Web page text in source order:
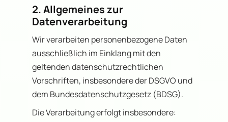
2. Allgemeines zur
Datenverarbeitung
Wir verarbeiten personenbezogene Daten
ausschließlich im Einklang mit den
geltenden datenschutzrechtlichen
Vorschriften, insbesondere der DSGVO und
dem Bundesdatenschutzgesetz (BDSG).
Die Verarbeitung erfolgt insbesondere: